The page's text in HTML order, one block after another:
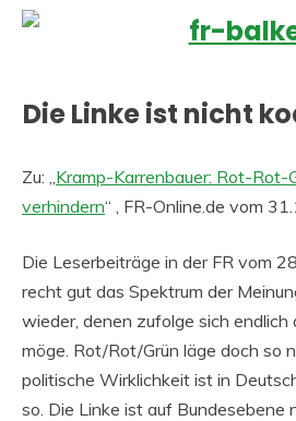
Die Linke ist nicht
Zu: „ Kramp-Karrenbauer: Rot-Rot-
verhindern“ , FR-Online.de vom
Die Leserbeiträge in der FR vom
recht gut das Spektrum der
wieder, denen zufolge sich endlich
möge. Rot/Rot/Grün läge doch so
politische Wirklichkeit ist in
so. Die Linke ist auf Bundesebene